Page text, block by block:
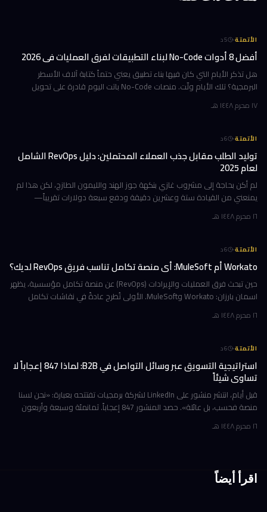
الأتمتة·
5د
أفضل 8 أدوات No-Code لبناء التطبيقات لفرق العمليات في 2026
هل تذكر الأيام التي كان فيها بناء تطبيق يعني حتماً كتابة آلاف الأسطر
البرمجية؟ تلك الأيام ولّت. منصات No-Code باتت اليوم قادرة على تحويل
١٧ محرم ١٤٤٨ هـ
الأتمتة·
6د
توليد الطلب مقابل جذب العملاء المحتملين: دليل RevOps الشامل
لعام 2025
لم أكن بحاجة إلى مشروب غازي بنكهة جوز الهند والليمون الطازج، لكن هذا لم
يمنعني من القيادة ستة وعشرين دقيقة ودفع سبعة دولارات تقريباً—
١٦ محرم ١٤٤٨ هـ
الأتمتة·
6د
Workato أم MuleSoft: أي منصة تكامل تناسب فريق RevOps لديك؟
حين تبحث فرق العمليات والإيرادات (RevOps) عن منصة تكامل مؤسسية، يظهر
اسمان بارزان: Workato وMuleSoft. الأولى تُطرح عادةً في نقاشات تكامل
١٦ محرم ١٤٤٨ هـ
الأتمتة·
6د
استراتيجية التسويق عبر وسائل التواصل في B2B: لماذا 847 إعجاباً لا
تساوي شيئاً
قبل أيام، انتشر منشور على LinkedIn لشركة برمجيات تفتتحه بعبارة: «نحن لسنا
منصة فحسب، بل عائلة». حصد المنشور 847 إعجاباً. ثمانمئة وسبعة وأربعون
١٦ محرم ١٤٤٨ هـ
اقرأ أيضاً